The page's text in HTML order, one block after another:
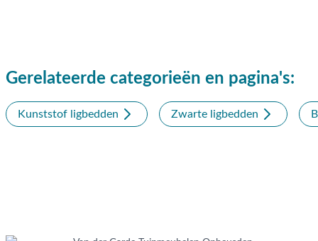
Gerelateerde categorieën en pagina's:
Kunststof ligbedden Zwarte ligbedden